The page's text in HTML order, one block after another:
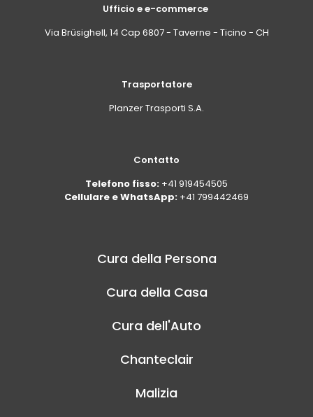
Ufficio e e-commerce
Via Brüsighell, 14 Cap 6807 - Taverne - Ticino - CH
Trasportatore
Planzer Trasporti S.A.
Contatto
Telefono fisso: +41 919454505
Cellulare e WhatsApp: +41 799442469
Cura della Persona
Cura della Casa
Cura dell'Auto
Chanteclair
Malizia